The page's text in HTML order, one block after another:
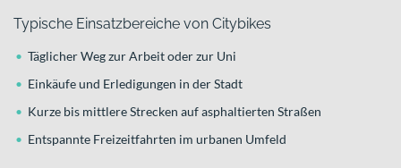
Typische Einsatzbereiche von Citybikes
Täglicher Weg zur Arbeit oder zur Uni
Einkäufe und Erledigungen in der Stadt
Kurze bis mittlere Strecken auf asphaltierten Straßen
Entspannte Freizeitfahrten im urbanen Umfeld